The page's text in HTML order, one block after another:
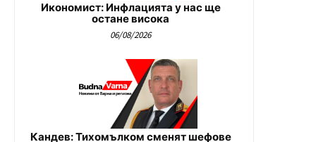
Икономист: Инфлацията у нас ще
остане висока
06/08/2026
Кандев: Тихомълком сменят шефове